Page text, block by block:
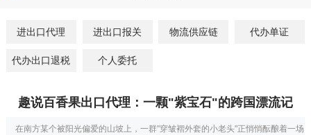
进出口代理 进出口报关 物流供应链 代办单证
代办出口退税 个人委托
趣说百香果出口代理：一颗"紫宝石"的跨国漂流记
在南方某个被阳光偏爱的山坡上，一群"穿皱褶外套的小老头"正悄悄酝酿着一场